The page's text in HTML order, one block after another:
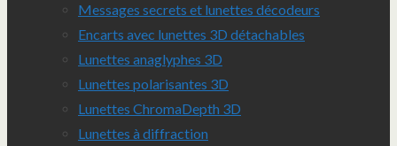
Messages secrets et lunettes décodeurs
Encarts avec lunettes 3D détachables
Lunettes anaglyphes 3D
Lunettes polarisantes 3D
Lunettes ChromaDepth 3D
Lunettes à diffraction